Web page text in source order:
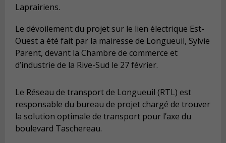
Laprairiens.
Le dévoilement du projet sur le lien électrique Est-
Ouest a été fait par la mairesse de Longueuil, Sylvie
Parent, devant la Chambre de commerce et
d’industrie de la Rive-Sud le 27 février.
Le Réseau de transport de Longueuil (RTL) est
responsable du bureau de projet chargé de trouver
la solution optimale de transport pour l’axe du
boulevard Taschereau.